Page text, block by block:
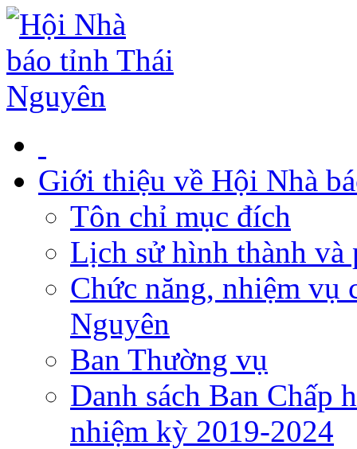
Giới thiệu về Hội Nhà
Tôn chỉ mục đích
Lịch sử hình thành và
Chức năng, nhiệm vụ
Nguyên
Ban Thường vụ
Danh sách Ban Chấp
nhiệm kỳ 2019-2024